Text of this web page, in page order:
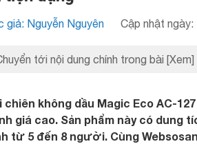
giả: Nguyễn Nguyên Cập nhật
tới nội dung chính trong bài [Xem]
chiên không dầu Magic Eco AC-
giá cao. Sản phẩm này có
từ 5 đến 8 người. Cùng